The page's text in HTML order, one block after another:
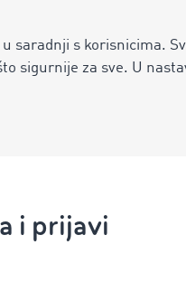
saradnji s korisnicima.
sigurnije za sve. U
i prijavi